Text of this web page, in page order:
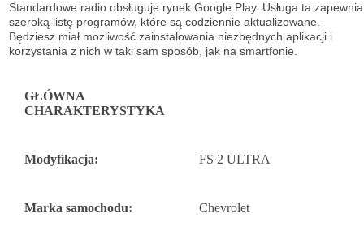
Standardowe radio obsługuje rynek Google Play. Usługa ta zapewnia
szeroką listę programów, które są codziennie aktualizowane.
Będziesz miał możliwość zainstalowania niezbędnych aplikacji i
korzystania z nich w taki sam sposób, jak na smartfonie.
GŁÓWNA
CHARAKTERYSTYKA
Modyfikacja: FS 2 ULTRA
Marka samochodu: Chevrolet